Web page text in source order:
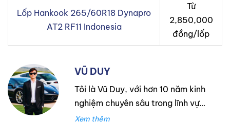
Lốp Hankook 265/60R18 Dynapro
AT2 RF11 Indonesia
Từ
2,850,000
đồng/lốp
VŨ DUY
Tôi là Vũ Duy, với hơn 10 năm kinh
nghiệm chuyên sâu trong lĩnh vực
lốp xe. Trong suốt thời gian đó,